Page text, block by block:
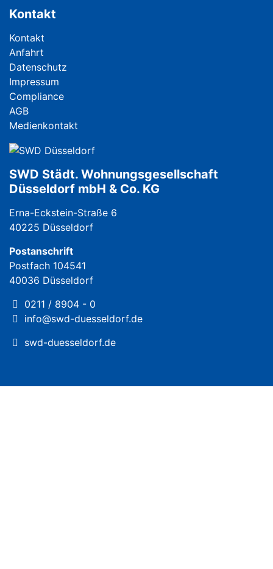
Kontakt
Navigation überspringen
Kontakt
Anfahrt
Datenschutz
Impressum
Compliance
AGB
Medienkontakt
SWD Städt. Wohnungsgesellschaft
Düsseldorf mbH & Co. KG
Erna-Eckstein-Straße 6
40225 Düsseldorf
Postanschrift
Postfach 104541
40036 Düsseldorf
0211 / 8904 - 0
info@swd-duesseldorf.de
swd-duesseldorf.de